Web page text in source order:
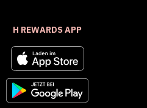
H REWARDS APP